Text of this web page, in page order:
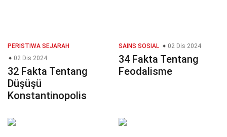
PERISTIWA SEJARAH
02 Dis 2024
32 Fakta Tentang
Düşüşü
Konstantinopolis
SAINS SOSIAL 02 Dis 2024
34 Fakta Tentang
Feodalisme